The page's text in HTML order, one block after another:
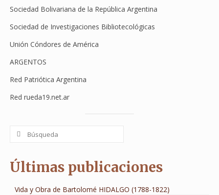
Sociedad Bolivariana de la República Argentina
Sociedad de Investigaciones Bibliotecológicas
Unión Cóndores de América
ARGENTOS
Red Patriótica Argentina
Red rueda19.net.ar
Buscar
Últimas publicaciones
Vida y Obra de Bartolomé HIDALGO (1788-1822)